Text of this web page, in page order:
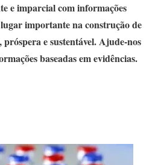
e imparcial com informações
importante na construção de
próspera e sustentável. Ajude-nos
baseadas em evidências.